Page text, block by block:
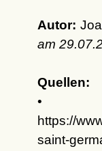
Autor:
am
Quellen:
•
https://
saint-